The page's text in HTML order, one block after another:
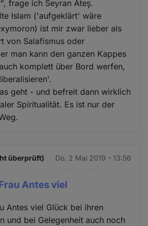
frage ich Seyran Ateş.
Islam ('aufgeklärt' wäre
ist mir zwar lieber als
von Salafismus oder
man kann den ganzen Kappes
komplett über Bord werfen,
geht - und befreit dann wirklich
Spiritualität. Es ist nur der
überprüft) Do. 2 Mai 2019 - 13:56
Antes viel
Antes viel Glück bei ihren
und bei Gelegenheit auch noch